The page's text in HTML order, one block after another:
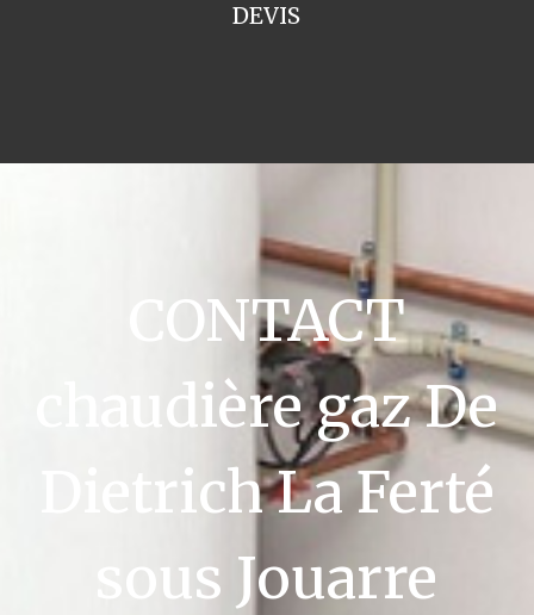
DEVIS
CONTACT
chaudière gaz De
Dietrich La Ferté
sous Jouarre